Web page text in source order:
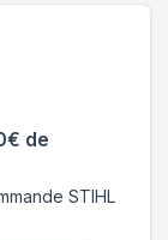
de
STIHL